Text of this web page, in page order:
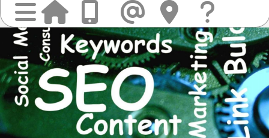
Anrufen
Mail
finden
Sie
uns
&